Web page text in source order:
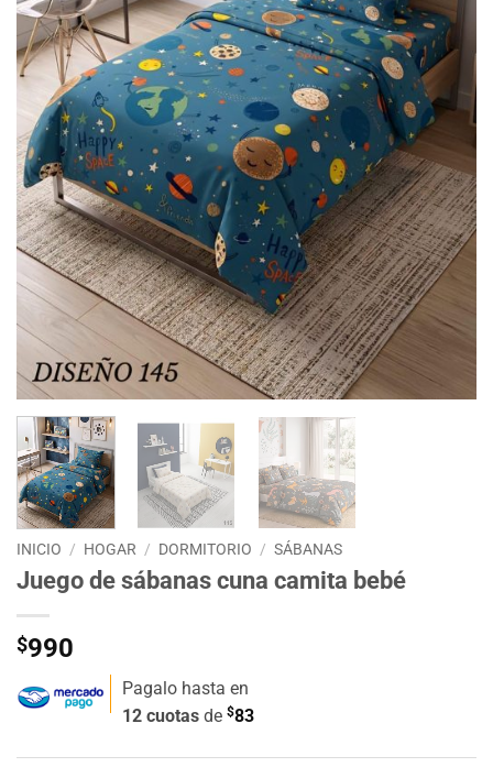
INICIO / HOGAR / DORMITORIO / SÁBANAS
Juego de sábanas cuna camita bebé
$990
Pagalo hasta en
12 cuotas de $83